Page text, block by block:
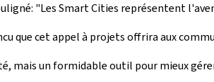
"LesSmart Cities représentent
que cet appel à projets offrira aux
mais un formidable outil pour mieux